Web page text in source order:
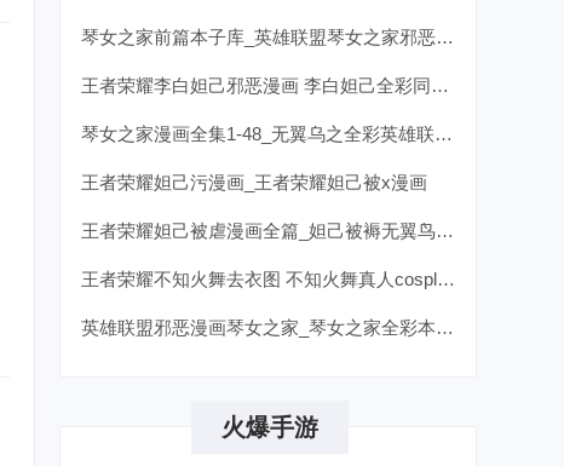
琴女之家前篇本子库_英雄联盟琴女之家邪恶全彩本子
王者荣耀李白妲己邪恶漫画 李白妲己全彩同人漫画
琴女之家漫画全集1-48_无翼乌之全彩英雄联盟琴女
王者荣耀妲己污漫画_王者荣耀妲己被x漫画
王者荣耀妲己被虐漫画全篇_妲己被褥无翼鸟漫画详情
王者荣耀不知火舞去衣图 不知火舞真人cosplay邪恶图
英雄联盟邪恶漫画琴女之家_琴女之家全彩本子邪恶漫画
火爆手游